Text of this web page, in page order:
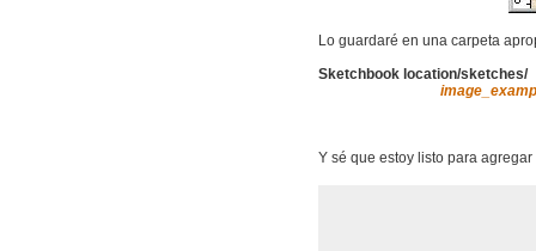
Lo guardaré en una carpeta
Sketchbook location/sketches/
Y sé que estoy listo para